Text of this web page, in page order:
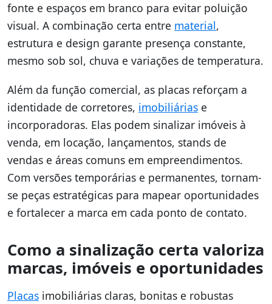
fonte e espaços em branco para evitar poluição
visual. A combinação certa entre material,
estrutura e design garante presença constante,
mesmo sob sol, chuva e variações de temperatura.
Além da função comercial, as placas reforçam a
identidade de corretores, imobiliárias e
incorporadoras. Elas podem sinalizar imóveis à
venda, em locação, lançamentos, stands de
vendas e áreas comuns em empreendimentos.
Com versões temporárias e permanentes, tornam-
se peças estratégicas para mapear oportunidades
e fortalecer a marca em cada ponto de contato.
Como a sinalização certa valoriza
marcas, imóveis e oportunidades
Placas imobiliárias claras, bonitas e robustas